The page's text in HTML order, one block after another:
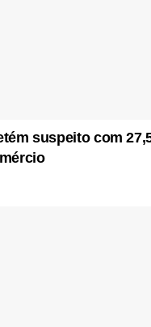
suspeito com